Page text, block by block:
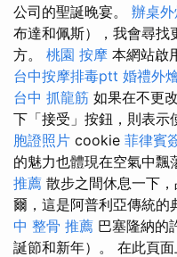
公司的聖誕晚宴。 辦桌外
布達和佩斯），我會尋找
方。 桃園 按摩 本網站啟
台中按摩排毒ptt 婚禮外
台中 抓龍筋 如果在不更
下「接受」按鈕，則表示
胞證照片 cookie 菲律賓
的魅力也體現在空氣中飄
推薦 散步之間休息一下
爾，這是阿普利亞傳統的
中 整骨 推薦 巴塞隆納的
誕節和新年）。 在此頁